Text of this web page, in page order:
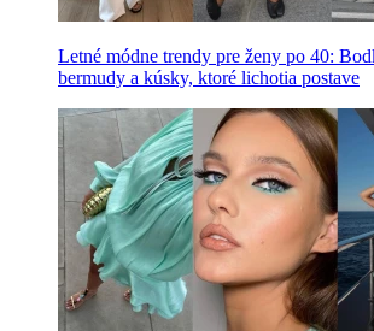
Letné módne trendy pre ženy po 40:
bermudy a kúsky, ktoré lichotia postave